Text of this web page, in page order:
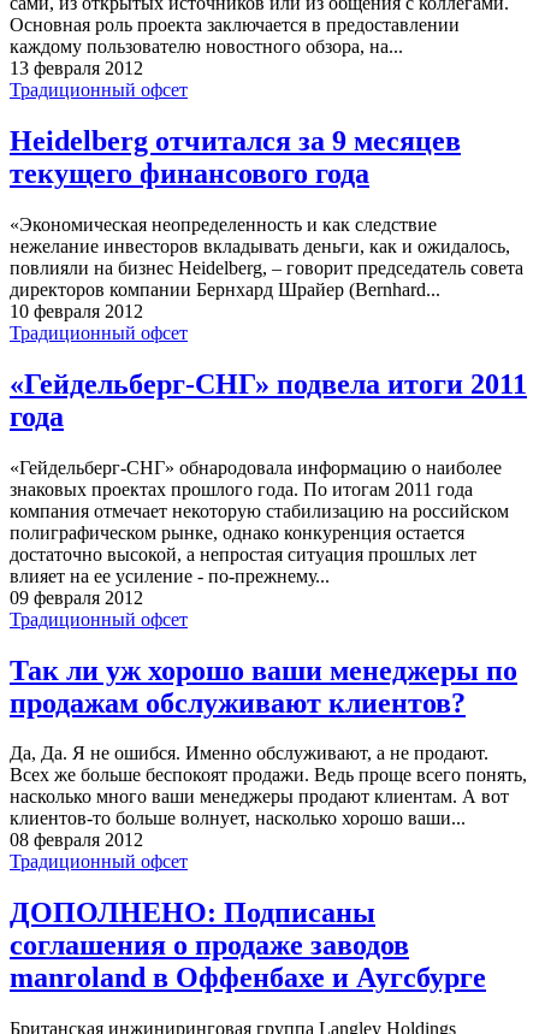
Основная роль проекта заключается в предоставлении
каждому пользователю новостного обзора, на...
13 февраля 2012
Традиционный офсет
Heidelberg отчитался за 9 месяцев
текущего финансового года
«Экономическая неопределенность и как следствие
нежелание инвесторов вкладывать деньги, как и ожидалось,
повлияли на бизнес Heidelberg, – говорит председатель совета
директоров компании Бернхард Шрайер (Bernhard...
10 февраля 2012
Традиционный офсет
«Гейдельберг-СНГ» подвела итоги 2011
года
«Гейдельберг-СНГ» обнародовала информацию о наиболее
знаковых проектах прошлого года. По итогам 2011 года
компания отмечает некоторую стабилизацию на российском
полиграфическом рынке, однако конкуренция остается
достаточно высокой, а непростая ситуация прошлых лет
влияет на ее усиление - по-прежнему...
09 февраля 2012
Традиционный офсет
Так ли уж хорошо ваши менеджеры по
продажам обслуживают клиентов?
Да, Да. Я не ошибся. Именно обслуживают, а не продают.
Всех же больше беспокоят продажи. Ведь проще всего понять,
насколько много ваши менеджеры продают клиентам. А вот
клиентов-то больше волнует, насколько хорошо ваши...
08 февраля 2012
Традиционный офсет
ДОПОЛНЕНО: Подписаны
соглашения о продаже заводов
manroland в Оффенбахе и Аугсбурге
Британская инжиниринговая группа Langley Holdings